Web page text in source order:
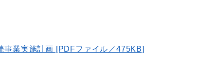
事業実施計画 [PDFファイル／475KB]